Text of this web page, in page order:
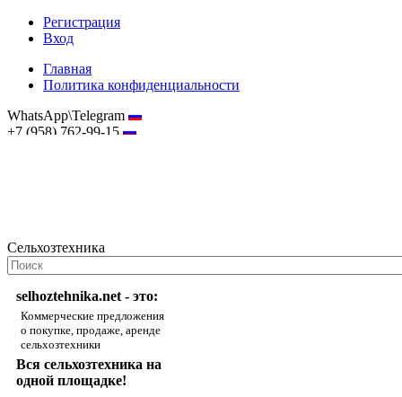
Регистрация
Вход
Главная
Политика конфиденциальности
WhatsApp\Telegram
+7 (958) 762-99-15
Сельхозтехника
selhoztehnika.net - это:
Коммерческие предложения
о покупке, продаже, аренде
сельхозтехники
Вся сельхозтехника на
одной площадке!